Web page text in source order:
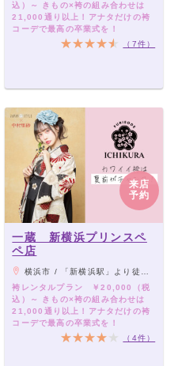
込）～ きもの×袴の組み合わせは
21,000通り以上！アナタだけの袴
コーデで最高の卒業式を！
（7件）
来店
予約
一蔵 新横浜プリンスペ
ペ店
横浜市 / 「新横浜駅」より徒歩2分
袴レンタルプラン ￥20,000（税
込）～ きもの×袴の組み合わせは
21,000通り以上！アナタだけの袴
コーデで最高の卒業式を！
（4件）